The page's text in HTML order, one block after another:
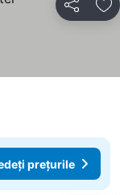
Distribuiți
prețurile